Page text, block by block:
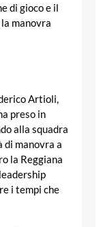
di gioco e il
manovra
Artioli,
preso in
alla squadra
di manovra a
la Reggiana
i tempi che